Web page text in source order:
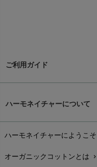
ご利用ガイド
配送と送料chevron_right
在庫状況と発送予定chevron_right
ハーモネイチャーについて
ハーモネイチャーにようこそ
オーガニックコットンとは chevron_right